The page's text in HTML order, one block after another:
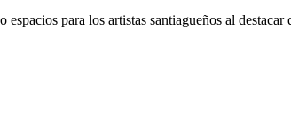
para los artistas santiagueños al